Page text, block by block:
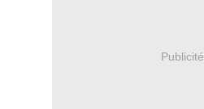
Publicité